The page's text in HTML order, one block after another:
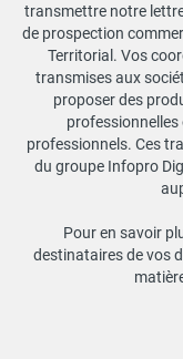
transmettre notre
de prospection
Territorial. Vos
transmises aux
proposer des
professionnels. Ces
du groupe Infopro
Pour en savoir
destinataires de vos